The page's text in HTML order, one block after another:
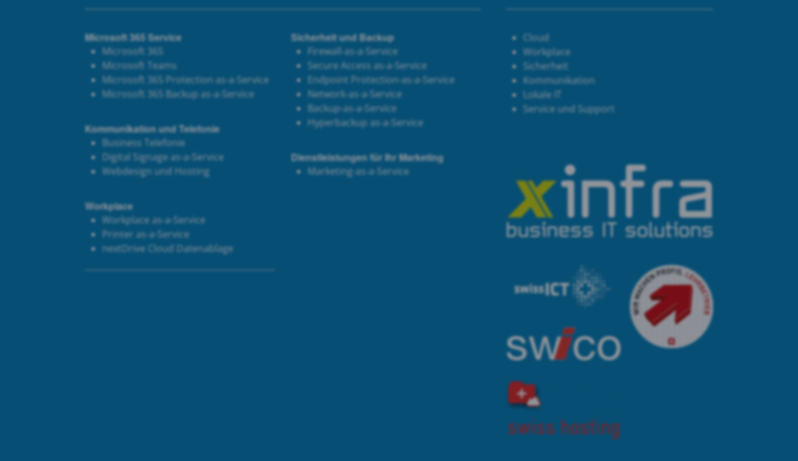
Microsoft 365 Service
Microsoft 365
Microsoft Teams
Microsoft 365 Protection as-a-Service
Microsoft 365 Backup as-a-Service
Kommunikation und Telefonie
Business Telefonie
Digital Signage as-a-Service
Webdesign und Hosting
Workplace
Workplace as-a-Service
Printer as-a-Service
nextDrive Cloud Datenablage
Sicherheit und Backup
Firewall-as-a-Service
Secure Access as-a-Service
Endpoint Protection-as-a-Service
Network-as-a-Service
Backup-as-a-Service
Hyperbackup as-a-Service
Dienstleistungen für Ihr Marketing
Marketing-as-a-Service
Cloud
Workplace
Sicherheit
Kommunikation
Lokale IT
Service und Support